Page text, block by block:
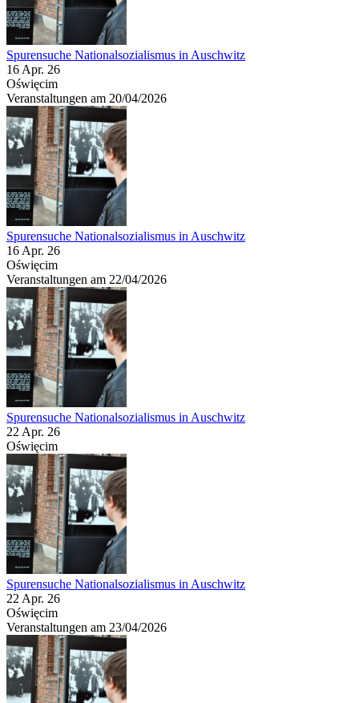
Spurensuche Nationalsozialismus in Auschwitz
16 Apr. 26
Oświęcim
Veranstaltungen am 20/04/2026
Spurensuche Nationalsozialismus in Auschwitz
16 Apr. 26
Oświęcim
Veranstaltungen am 22/04/2026
Spurensuche Nationalsozialismus in Auschwitz
22 Apr. 26
Oświęcim
Spurensuche Nationalsozialismus in Auschwitz
22 Apr. 26
Oświęcim
Veranstaltungen am 23/04/2026